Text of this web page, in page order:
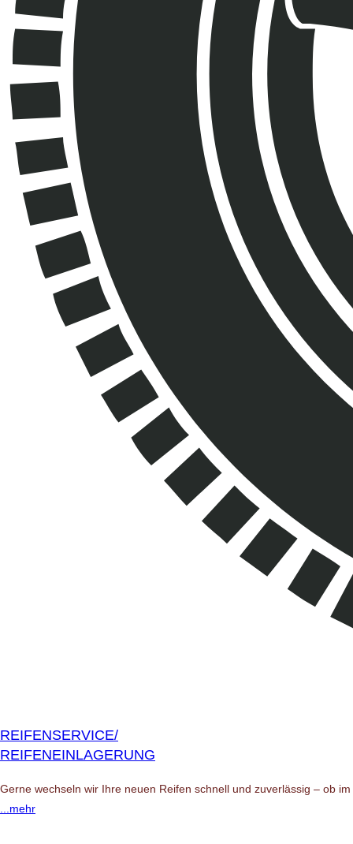
REIFENSERVICE/
REIFENEINLAGERUNG
Gerne wechseln wir Ihre neuen Reifen schnell und zuverlässig – ob
...mehr